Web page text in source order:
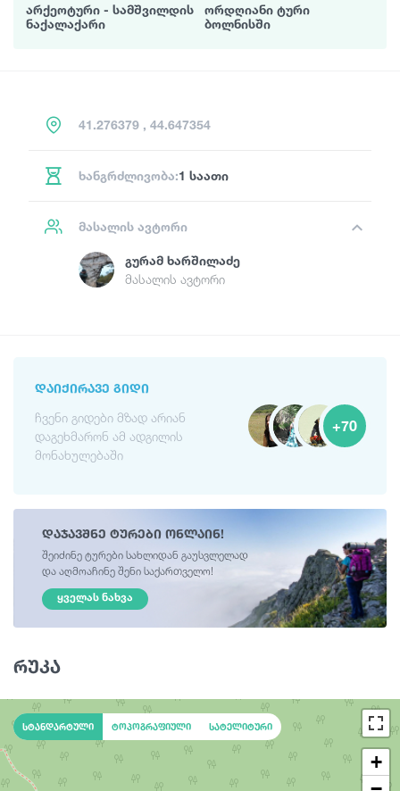
არქეოტური - სამშვილდის
ნაქალაქარი
ორდღიანი ტური
ბოლნისში
41.276379 , 44.647354
ხანგრძლივობა:1 საათი
მასალის ავტორი
Გურამ Ხარშილაძე
მასალის ავტორი
ᲓᲐᲘᲥᲘᲠᲐᲕᲔ ᲒᲘᲓᲘ
ჩვენი გიდები მზად არიან
დაგეხმარონ ამ ადგილის
მონახულებაში
+70
დაჯავშნე ტურები ონლაინ!
შეიძინე ტურები სახლიდან გაუსვლელად
და აღმოაჩინე შენი საქართველო!
ᲧᲕᲔᲚᲐᲡ ᲜᲐᲮᲕᲐ
რუკა
+
სტანდარტული ტოპოგრაფიული სატელიტური